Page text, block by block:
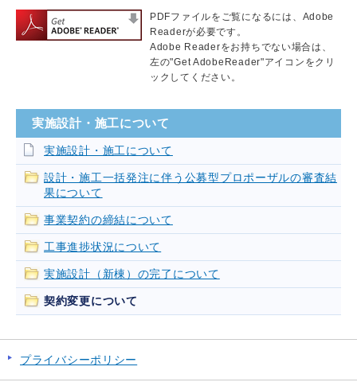
PDFファイルをご覧になるには、Adobe
Readerが必要です。
Adobe Readerをお持ちでない場合は、
左の"Get AdobeReader"アイコンをクリ
ックしてください。
実施設計・施工について
実施設計・施工について
設計・施工一括発注に伴う公募型プロポーザルの審査結
果について
事業契約の締結について
工事進捗状況について
実施設計（新棟）の完了について
契約変更について
プライバシーポリシー